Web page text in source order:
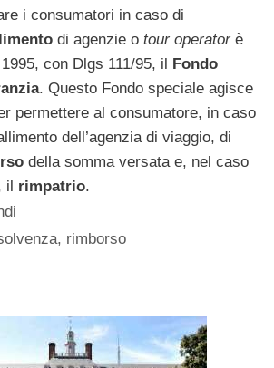
i consumatori in caso di
di agenzie o tour operatorè
con Dlgs 111/95, il Fondo
. Questo Fondo speciale agisce
permettere al consumatore, in caso
dell’agenzia di viaggio, di
della somma versata e, nel caso
il rimpatrio.
, rimborso